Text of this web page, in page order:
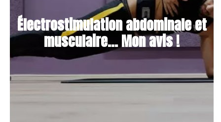
Électrostimulation abdominale et
musculaire... Mon avis !